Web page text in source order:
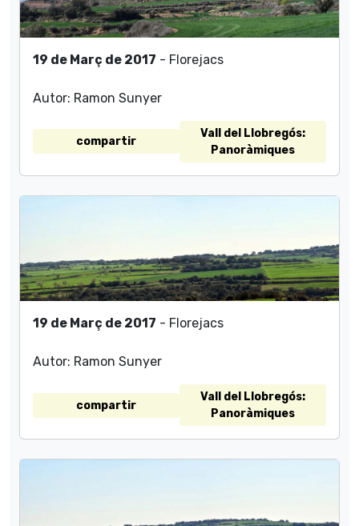
19 de Març de 2017 - Florejacs
Autor: Ramon Sunyer
compartir
Vall del Llobregós:
Panoràmiques
19 de Març de 2017 - Florejacs
Autor: Ramon Sunyer
compartir
Vall del Llobregós:
Panoràmiques